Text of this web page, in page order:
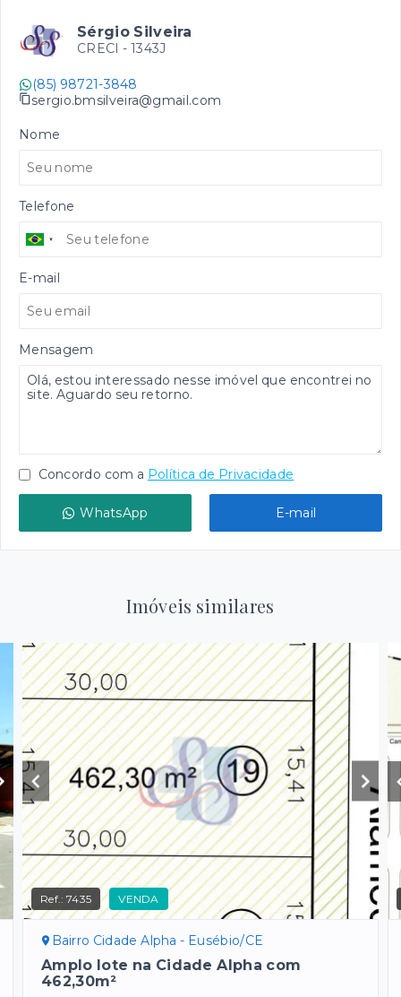
Sérgio Silveira
CRECI - 1343J
(85) 98721-3848
sergio.bmsilveira@gmail.com
Nome
Telefone
E-mail
Mensagem
Concordo com a Política de Privacidade
WhatsApp E-mail
Imóveis similares
Ref.:7435 VENDA
Bairro Cidade Alpha - Eusébio/CE
Amplo lote na Cidade Alpha com
462,30m²